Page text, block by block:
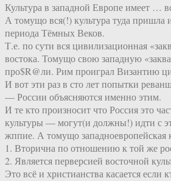
Культура в западной Европе имеет …
А томущо вся(!) культура туда пришла
периода Тёмных Веков.
Т.е. по сути вся цивилизационная
востока. Томущо свою западную
про$R@ли. Рим проиграл Византию
И вот эти раз в сто лет попытки
— России объясняются именно этим.
И те кто произносит что Россия это
культуры — могут(и должны!) идти с
жппие. А томущо западноевропейская
1. Вторична по отношению к той же
2. Является перверсией восточной
Это всё и христианства касается если